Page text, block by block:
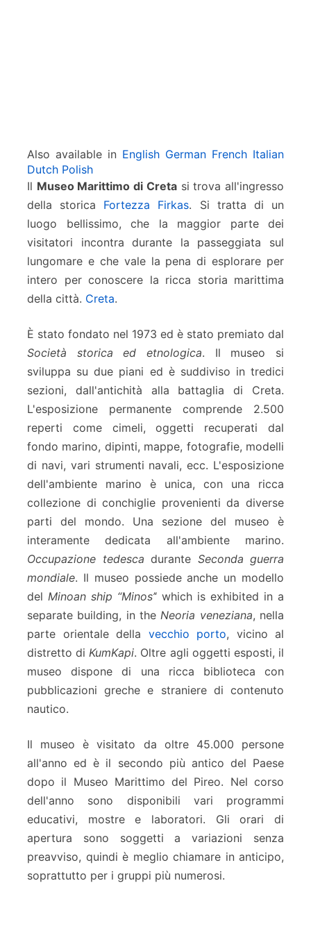
Also available in English German French Italian
Dutch Polish
Il Museo Marittimo di Cretasi trova all'ingresso
della storica Fortezza Firkas. Si tratta di un
luogo bellissimo, che la maggior parte dei
visitatori incontra durante la passeggiata sul
lungomare e che vale la pena di esplorare per
intero per conoscere la ricca storia marittima
della città. Creta.
È stato fondato nel 1973 ed è stato premiato dal
Società storica ed etnologica. Il museo si
sviluppa su due piani ed è suddiviso in tredici
sezioni, dall'antichità alla battaglia di Creta.
L'esposizione permanente comprende 2.500
reperti come cimeli, oggetti recuperati dal
fondo marino, dipinti, mappe, fotografie, modelli
di navi, vari strumenti navali, ecc. L'esposizione
dell'ambiente marino è unica, con una ricca
collezione di conchiglie provenienti da diverse
parti del mondo. Una sezione del museo è
interamente dedicata all'ambiente marino.
Occupazione tedesca durante Seconda guerra
mondiale. Il museo possiede anche un modello
del Minoan ship “Minos’‘ which is exhibited in a
separate building, in the Neoria veneziana, nella
parte orientale della vecchio porto, vicino al
distretto di KumKapi. Oltre agli oggetti esposti, il
museo dispone di una ricca biblioteca con
pubblicazioni greche e straniere di contenuto
nautico.
Il museo è visitato da oltre 45.000 persone
all'anno ed è il secondo più antico del Paese
dopo il Museo Marittimo del Pireo. Nel corso
dell'anno sono disponibili vari programmi
educativi, mostre e laboratori. Gli orari di
apertura sono soggetti a variazioni senza
preavviso, quindi è meglio chiamare in anticipo,
soprattutto per i gruppi più numerosi.